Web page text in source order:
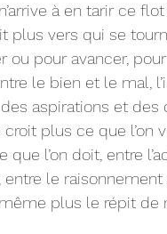
à en tarir ce
plus vers qui se
ou pour avancer,
le bien et le mal,
aspirations et des
croit plus ce que l’on
que l’on doit, entre
le
plus le répit de